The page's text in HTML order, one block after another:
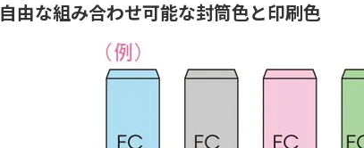
自由な組み合わせ可能な封筒色と印刷色